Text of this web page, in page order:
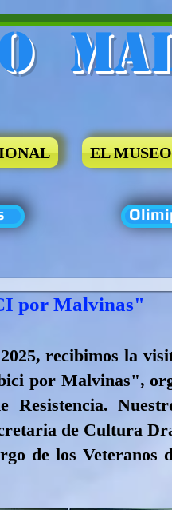
EL MUSEO
por Malvinas"
recibimos la
por Malvinas",
Resistencia.
de Cultura
de los